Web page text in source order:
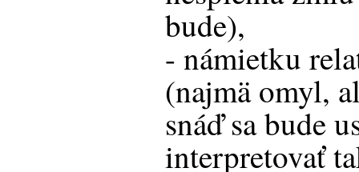
bude),
- námietku
(najmä omyl,
snáď sa bude
interpretovať